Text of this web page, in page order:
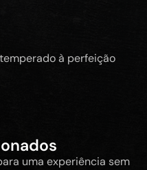
à perfeição
uma experiência sem